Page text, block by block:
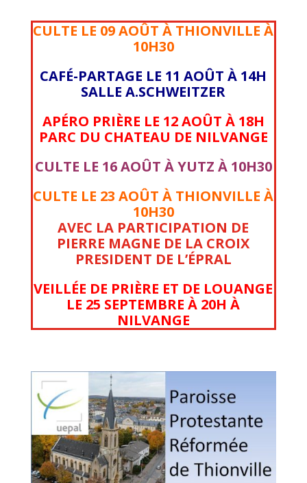
CULTE LE 09 AOÛT À THIONVILLE À
10H30
CAFÉ-PARTAGE LE 11 AOÛT À 14H
SALLE A.SCHWEITZER
APÉRO PRIÈRE LE 12 AOÛT À 18H
PARC DU CHATEAU DE NILVANGE
CULTE LE 16 AOÛT À YUTZ À 10H30
CULTE LE 23 AOÛT À THIONVILLE À
10H30
AVEC LA PARTICIPATION DE
PIERRE MAGNE DE LA CROIX
PRESIDENT DE L’ÉPRAL
VEILLÉE DE PRIÈRE ET DE LOUANGE
LE 25 SEPTEMBRE À 20H À
NILVANGE